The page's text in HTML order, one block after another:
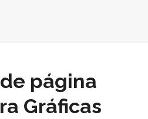
página
Gráficas